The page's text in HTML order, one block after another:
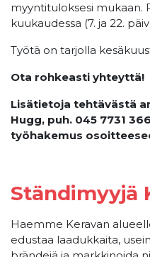
myyntituloksesi mukaan.
kuukaudessa (7. ja 22.
Työtä on tarjolla
Ota rohkeasti yhteyttä!
Lisätietoja tehtävästä
Hugg, puh. 045 7731
työhakemus
Ständimyyjä
Haemme Keravan
edustaa laadukkaita,